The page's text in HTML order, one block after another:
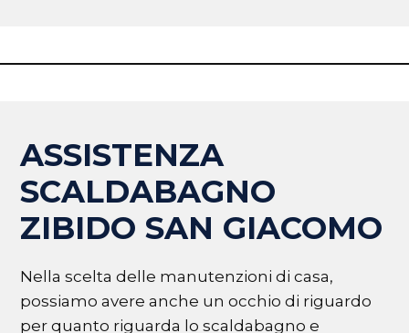
ASSISTENZA
SCALDABAGNO
ZIBIDO SAN GIACOMO
Nella scelta delle manutenzioni di casa,
possiamo avere anche un occhio di riguardo
per quanto riguarda lo scaldabagno e